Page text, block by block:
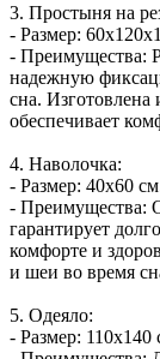
3. Простыня на
- Размер:
- Преимущества:
надежную
сна.
обеспечивает
4. Наволочка:
- Размер: 40х60
- Преимущества:
гарантирует
комфорте и
и шеи во время
5. Одеяло:
- Размер: 110х140